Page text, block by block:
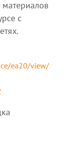
с
ea20/view/